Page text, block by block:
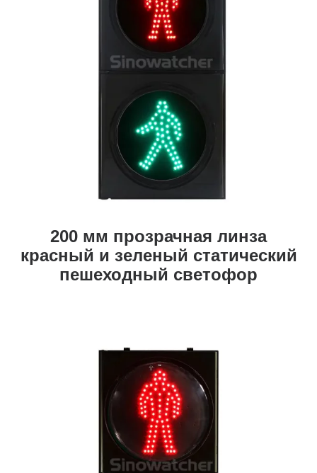
200 мм прозрачная линза
красный и зеленый статический
пешеходный светофор